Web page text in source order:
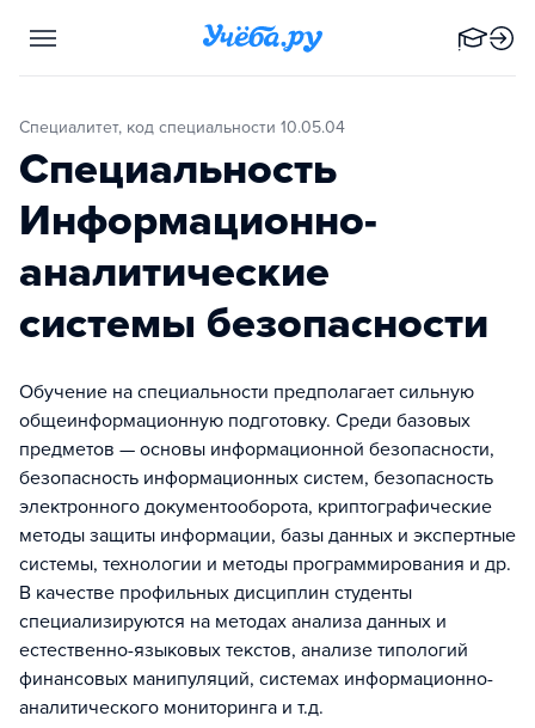
Специалитет, код специальности 10.05.04
Специальность
Информационно-
аналитические
системы безопасности
Обучение на специальности предполагает сильную
общеинформационную подготовку. Среди базовых
предметов — основы информационной безопасности,
безопасность информационных систем, безопасность
электронного документооборота, криптографические
методы защиты информации, базы данных и экспертные
системы, технологии и методы программирования и др.
В качестве профильных дисциплин студенты
специализируются на методах анализа данных и
естественно-языковых текстов, анализе типологий
финансовых манипуляций, системах информационно-
аналитического мониторинга и т.д.